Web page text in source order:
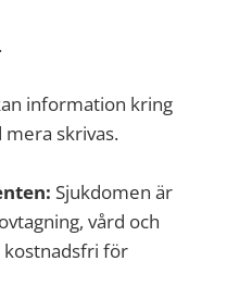
information kring
skrivas.
Sjukdomen är
vård och
kostnadsfri för